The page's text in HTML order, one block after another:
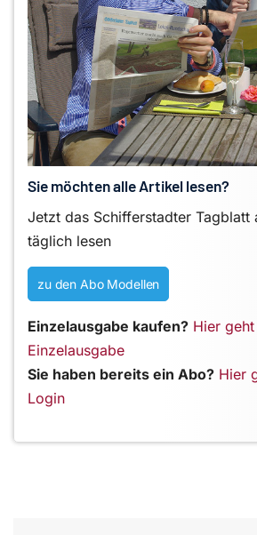
Sie möchten alle Artikel lesen?
Jetzt das Schifferstadter Tagblatt
täglich lesen
zu den Abo Modellen
Einzelausgabe kaufen? Hier
Einzelausgabe
Sie haben bereits ein Abo? Hier
Login